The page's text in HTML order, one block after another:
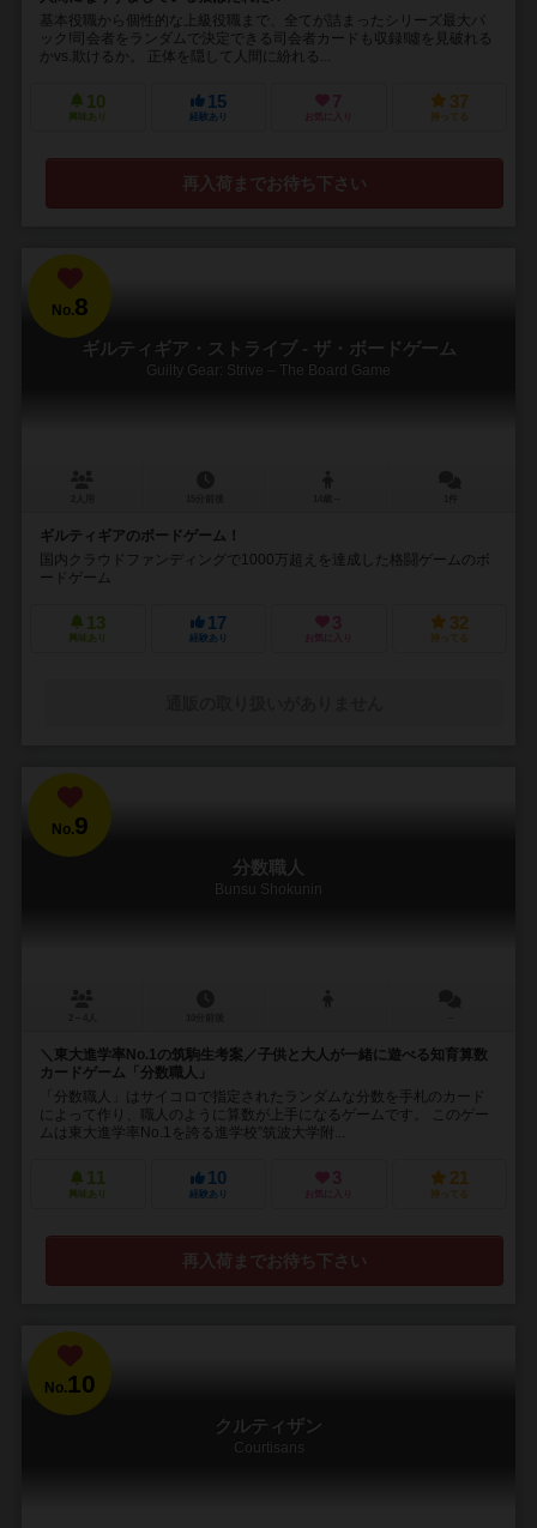
基本役職から個性的な上級役職まで、全てが詰まったシリーズ最大パ
ック!司会者をランダムで決定できる司会者カードも収録!噓を見破れる
かvs.欺けるか。 正体を隠して人間に紛れる...
10
興味あり
15
経験あり
7
お気に入り
37
持ってる
再入荷までお待ち下さい
No.8
ギルティギア・ストライブ - ザ・ボードゲーム
Guilty Gear: Strive – The Board Game
ギルティギアのボードゲーム！
国内クラウドファンディングで1000万超えを達成した格闘ゲームのボ
ードゲーム
13
興味あり
17
経験あり
3
お気に入り
32
持ってる
No.9
分数職人
Bunsu Shokunin
＼東大進学率No.1の筑駒生考案／子供と大人が一緒に遊べる知育算数
カードゲーム「分数職人」
「分数職人」はサイコロで指定されたランダムな分数を手札のカード
によって作り、職人のように算数が上手になるゲームです。 このゲー
ムは東大進学率No.1を誇る進学校”筑波大学附...
11
興味あり
10
経験あり
3
お気に入り
21
持ってる
再入荷までお待ち下さい
No. 10
クルティザン
Courtisans